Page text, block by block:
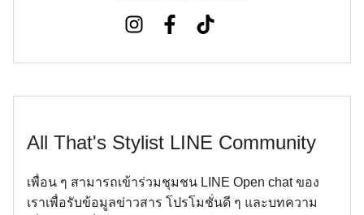
All That's Stylist LINE Community
เพื่อน ๆ สามารถเข้าร่วมชุมชน LINE Open chat ของ
เราเพื่อรับข้อมูลข่าวสาร โปรโมชั่นดี ๆ และบทความ